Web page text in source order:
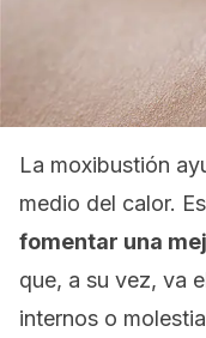
La moxibustión
medio del calor.
fomentar una
que, a su vez, va
internos o